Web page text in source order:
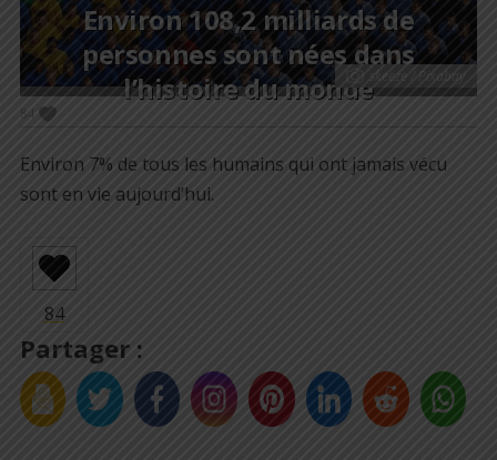
Environ 108,2 milliards de
personnes sont nées dans
l’histoire du mondeskeeze / Pixabay
84
Environ 7% de tous les humains qui ont jamais vécu
sont en vie aujourd’hui.
Partager :